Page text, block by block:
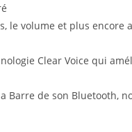
le volume et plus
Clear Voice qui
Barre de son Bluetooth,